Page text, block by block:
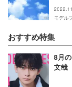
モデル
おすすめ特集
8月
文哉